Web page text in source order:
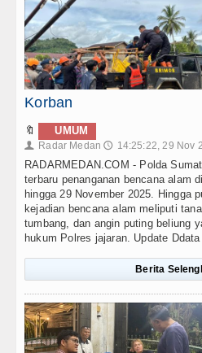
Korban
🔖 UMUM
👤 Radar Medan 🕔 14:25:22, 29 Nov
RADARMEDAN.COM - Polda
terbaru penanganan bencana alam
hingga 29 November 2025. Hingga
kejadian bencana alam meliputi
tumbang, dan angin puting beliung
hukum Polres jajaran. Update
Berita